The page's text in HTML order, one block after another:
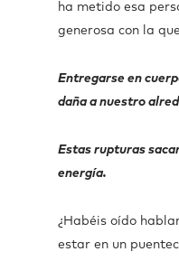
ha metido esa
generosa con la
Entregarse en
daña a nuestro
Estas rupturas
energía.
¿Habéis oído
estar en un